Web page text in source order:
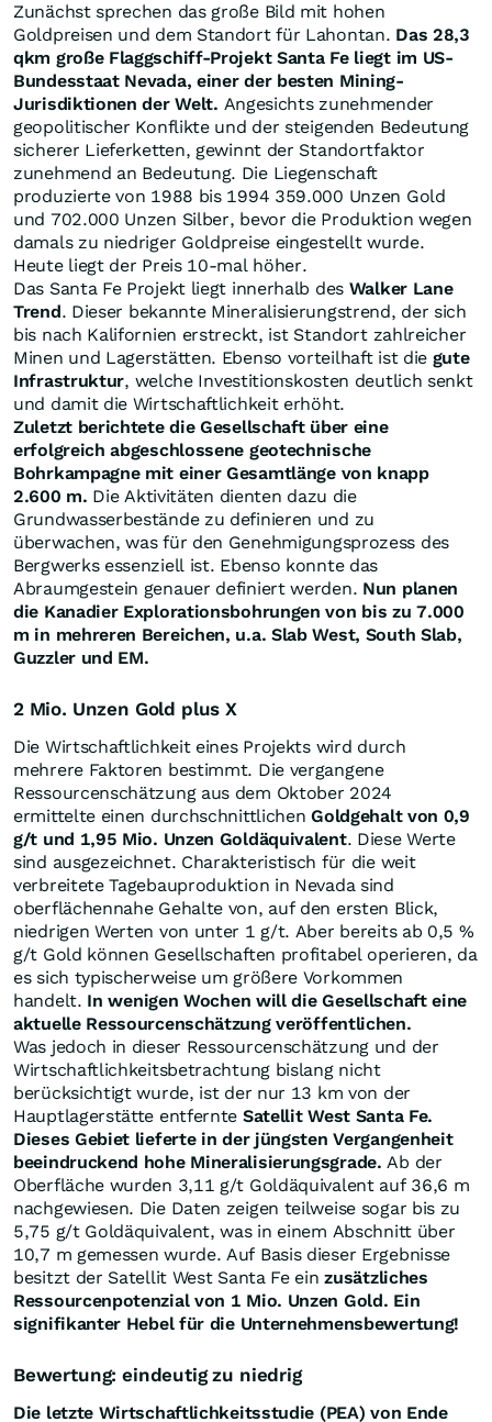
Zunächst sprechen das große Bild mit hohen
Goldpreisen und dem Standort für Lahontan. Das 28,3
qkm große Flaggschiff-Projekt Santa Fe liegt im US-
Bundesstaat Nevada, einer der besten Mining-
Jurisdiktionen der Welt. Angesichts zunehmender
geopolitischer Konflikte und der steigenden Bedeutung
sicherer Lieferketten, gewinnt der Standortfaktor
zunehmend an Bedeutung. Die Liegenschaft
produzierte von 1988 bis 1994 359.000 Unzen Gold
und 702.000 Unzen Silber, bevor die Produktion wegen
damals zu niedriger Goldpreise eingestellt wurde.
Heute liegt der Preis 10-mal höher.
Das Santa Fe Projekt liegt innerhalb des Walker Lane
Trend. Dieser bekannte Mineralisierungstrend, der sich
bis nach Kalifornien erstreckt, ist Standort zahlreicher
Minen und Lagerstätten. Ebenso vorteilhaft ist die gute
Infrastruktur, welche Investitionskosten deutlich senkt
und damit die Wirtschaftlichkeit erhöht.
Zuletzt berichtete die Gesellschaft über eine
erfolgreich abgeschlossene geotechnische
Bohrkampagne mit einer Gesamtlänge von knapp
2.600 m. Die Aktivitäten dienten dazu die
Grundwasserbestände zu definieren und zu
überwachen, was für den Genehmigungsprozess des
Bergwerks essenziell ist. Ebenso konnte das
Abraumgestein genauer definiert werden. Nun planen
die Kanadier Explorationsbohrungen von bis zu 7.000
m in mehreren Bereichen, u.a. Slab West, South Slab,
Guzzler und EM.
2 Mio. Unzen Gold plus X
Die Wirtschaftlichkeit eines Projekts wird durch
mehrere Faktoren bestimmt. Die vergangene
Ressourcenschätzung aus dem Oktober 2024
ermittelte einen durchschnittlichenGoldgehalt von 0,9
g/t und 1,95 Mio. Unzen Goldäquivalent. Diese Werte
sind ausgezeichnet. Charakteristisch für die weit
verbreitete Tagebauproduktion in Nevada sind
oberflächennahe Gehalte von, auf den ersten Blick,
niedrigen Werten von unter 1 g/t. Aber bereits ab 0,5 %
g/t Gold können Gesellschaften profitabel operieren, da
es sich typischerweise um größere Vorkommen
handelt. In wenigen Wochen will die Gesellschaft eine
aktuelle Ressourcenschätzung veröffentlichen.
Was jedoch in dieser Ressourcenschätzung und der
Wirtschaftlichkeitsbetrachtung bislang nicht
berücksichtigt wurde, ist der nur 13 km von der
Hauptlagerstätte entfernte Satellit West Santa Fe.
Dieses Gebiet lieferte in der jüngsten Vergangenheit
beeindruckend hohe Mineralisierungsgrade. Ab der
Oberfläche wurden 3,11 g/t Goldäquivalent auf 36,6 m
nachgewiesen. Die Daten zeigen teilweise sogar bis zu
5,75 g/t Goldäquivalent, was in einem Abschnitt über
10,7 m gemessen wurde. Auf Basis dieser Ergebnisse
besitzt der Satellit West Santa Fe einzusätzliches
Ressourcenpotenzial von 1 Mio. Unzen Gold. Ein
signifikanter Hebel für die Unternehmensbewertung!
Bewertung: eindeutig zu niedrig
Die letzte Wirtschaftlichkeitsstudie (PEA) von Ende